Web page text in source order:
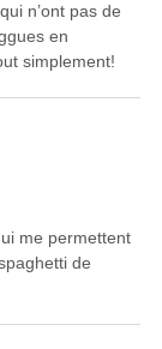
n’ont pas de
en
simplement!
me permettent
de